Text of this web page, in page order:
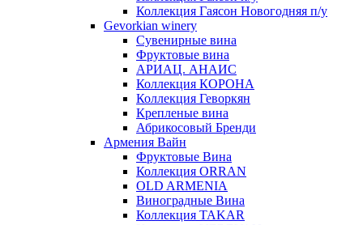
Коллекция Гаясон Новогодняя п/у
Gevorkian winery
Сувенирные вина
Фруктовые вина
АРИАЦ. АНАИС
Коллекция КОРОНА
Коллекция Геворкян
Крепленые вина
Абрикосовый Бренди
Армения Вайн
Фруктовые Вина
Коллекция ORRAN
OLD ARMENIA
Виноградные Вина
Коллекция TAKAR